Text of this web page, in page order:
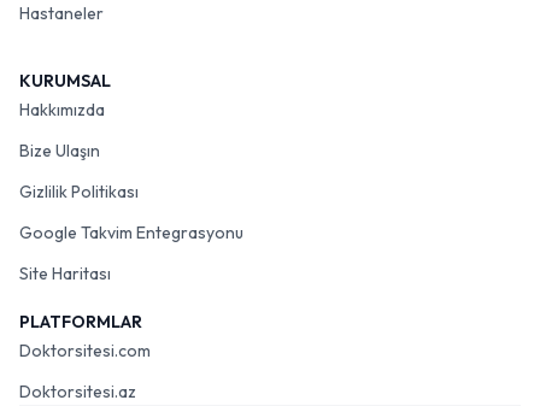
Hastaneler
KURUMSAL
Hakkımızda
Bize Ulaşın
Gizlilik Politikası
Google Takvim Entegrasyonu
Site Haritası
PLATFORMLAR
Doktorsitesi.com
Doktorsitesi.az